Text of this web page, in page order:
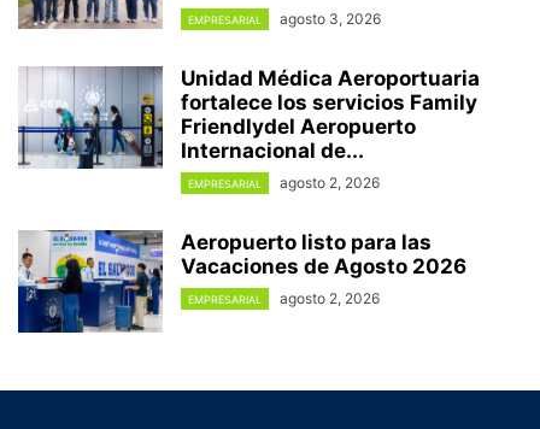
EMPRESARIAL agosto 3, 2026
Unidad Médica Aeroportuaria
fortalece los servicios Family
Friendlydel Aeropuerto
Internacional de...
EMPRESARIAL agosto 2, 2026
Aeropuerto listo para las
Vacaciones de Agosto 2026
EMPRESARIAL agosto 2, 2026